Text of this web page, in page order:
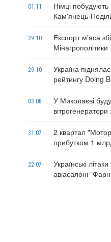
01.11
Німці
Кам'янець-
29.10
Експорт м'яса
Мінагрополітики
29.10
Україна
рейтингу Doing
03.08
У Миколаєві
вітрогенератори
31.07
2 квартал "Мотор
прибутком 1
22.07
Українські
авіасалоні